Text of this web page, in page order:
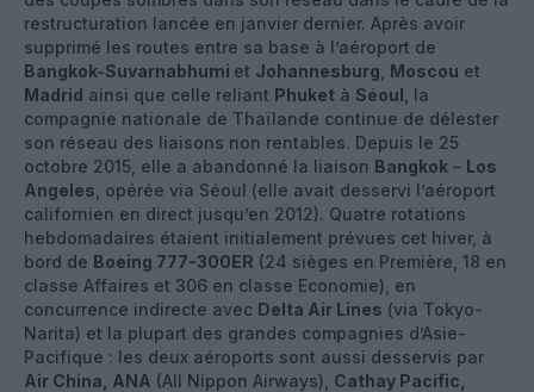
restructuration lancée en janvier dernier. Après avoir
supprimé les routes entre sa base à l’aéroport de
Bangkok-Suvarnabhumi et Johannesburg Moscou et
Madrid ainsi que celle reliant Phuket à Séoul , la
compagnie nationale de Thaïlande continue de délester
son réseau des liaisons non rentables. Depuis le 25
octobre 2015, elle a abandonné la liaison Bangkok – Los
Angeles , opérée via Séoul (elle avait desservi l’aéroport
californien en direct jusqu’en 2012). Quatre rotations
hebdomadaires étaient initialement prévues cet hiver, à
bord de Boeing 777-300ER (24 sièges en Première, 18 en
classe Affaires et 306 en classe Economie), en
concurrence indirecte avec Delta Air Lines (via Tokyo-
Narita) et la plupart des grandes compagnies d’Asie-
Pacifique : les deux aéroports sont aussi desservis par
Air China, ANA (All Nippon Airways), Cathay Pacific,